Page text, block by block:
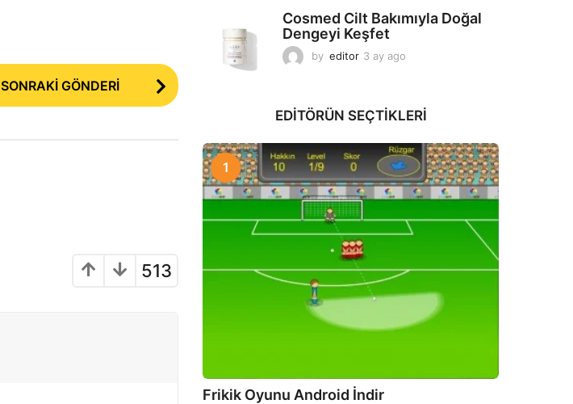
SONRAKİ GÖNDERİ
513
a
Cosmed Cilt Bakımıyla Doğal
Dengeyi Keşfet
by editor 3 ay ago
g
EDITÖRÜN SEÇTIKLERI
1
Frikik Oyunu Android İndir